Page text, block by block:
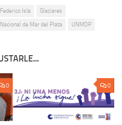
Federico Isla
Glaciares
de Mar del Plata UNMDP
0 0